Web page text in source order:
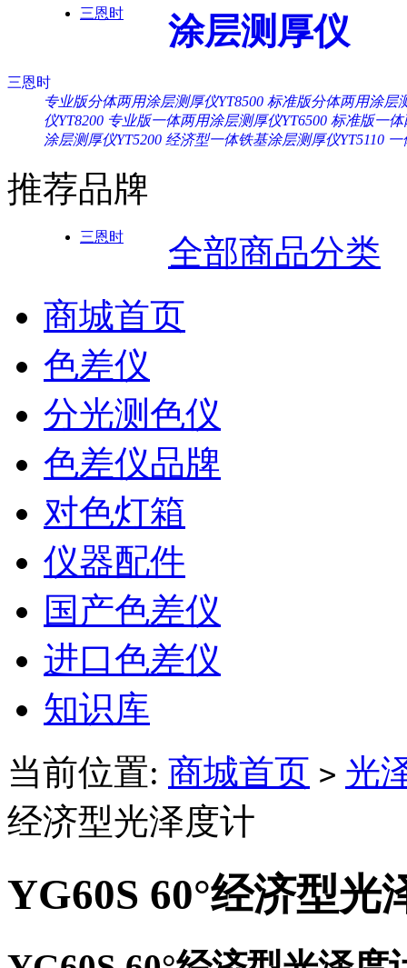
三恩时 涂层测厚仪
三恩时
专业版分体两用涂层测厚仪YT8500 标准版分体两用涂层
仪YT8200 专业版一体两用涂层测厚仪YT6500 标准版一体
涂层测厚仪YT5200 经济型一体铁基涂层测厚仪YT5110 一
推荐品牌
三恩时
全部商品分类
商城首页
色差仪
分光测色仪
色差仪品牌
对色灯箱
仪器配件
国产色差仪
进口色差仪
知识库
当前位置: 商城首页 > 光
经济型光泽度计
YG60S 60°经济型光